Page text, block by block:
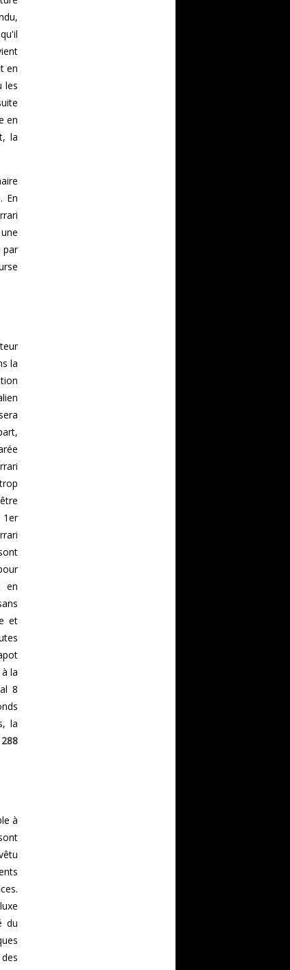
en
les
en
la
En
par
la
1er
en
et
la
8
la
à
du